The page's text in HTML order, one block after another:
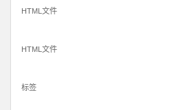
HTML文件
HTML文件
标签